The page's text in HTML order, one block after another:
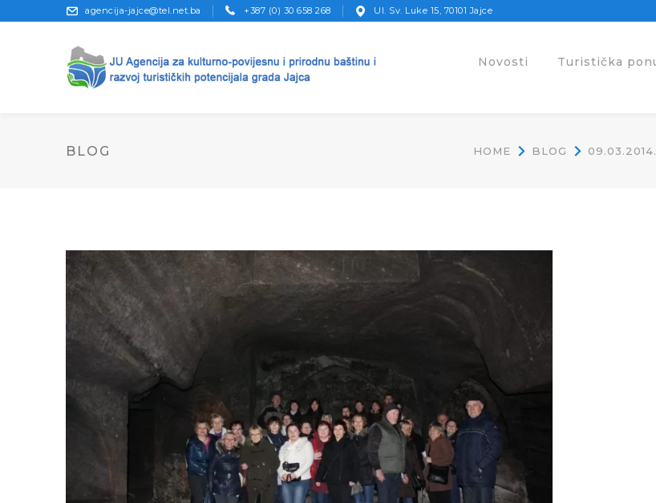
agencija-jajce@tel.net.ba +387 (0) 30 658 268 Ul. Sv. Luke 15, 70101 Jajce
Novosti Turistička
BLOG HOME BLOG